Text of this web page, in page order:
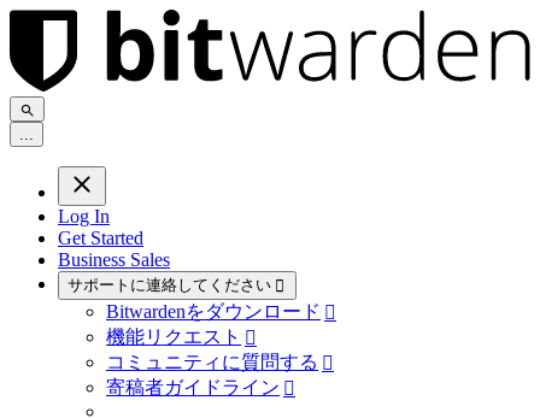
...
Log In
Get Started
Business Sales
サポートに連絡してください 
Bitwardenをダウンロード 
機能リクエスト 
コミュニティに質問する 
寄稿者ガイドライン 